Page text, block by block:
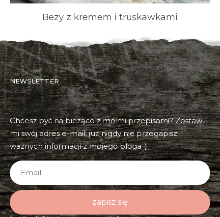
Bezy z kremem i truskawkami
NEWSLETTER
Chcesz być na bieżąco z moimi przepisami? Zostaw
mi swój adres e-mail, już nigdy nie przegapisz
ważnych informacji z mojego bloga :)
zapisz się